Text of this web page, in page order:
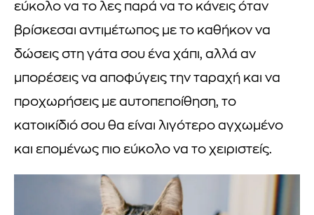
εύκολο να το λες παρά να το κάνεις όταν
βρίσκεσαι αντιμέτωπος με το καθήκον να
δώσεις στη γάτα σου ένα χάπι, αλλά αν
μπορέσεις να αποφύγεις την ταραχή και να
προχωρήσεις με αυτοπεποίθηση, το
κατοικίδιό σου θα είναι λιγότερο αγχωμένο
και επομένως πιο εύκολο να το χειριστείς.